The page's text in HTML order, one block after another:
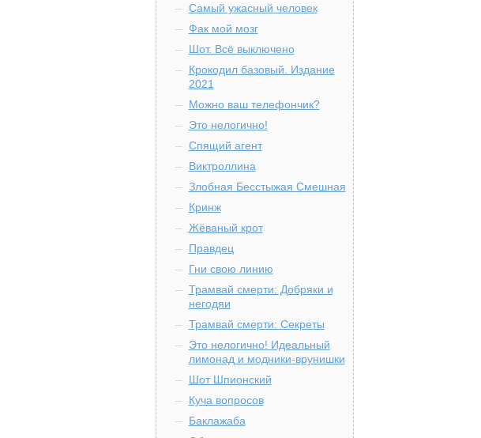
Самый ужасный человек
Фак мой мозг
Шот. Всё выключено
Крокодил базовый. Издание
2021
Можно ваш телефончик?
Это нелогично!
Спящий агент
Виктроллина
Злобная Бесстыжая Смешная
Кринж
Жёваный крот
Правдец
Гни свою линию
Трамвай смерти: Добряки и
негодяи
Трамвай смерти: Секреты
Это нелогично! Идеальный
лимонад и модники-врунишки
Шот Шпионский
Куча вопросов
Баклажаба